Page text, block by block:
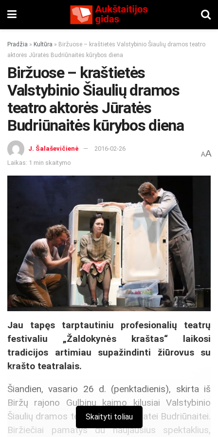
Pradžia » Kultūra » Biržuose – kraštietės Valstybinio Šiaulių dramos teatro
aktorės Jūratės Budriūnaitės kūrybos diena
Biržuose – kraštietės
Valstybinio Šiaulių dramos
teatro aktorės Jūratės
Budriūnaitės kūrybos diena
J. Šalaševičienė
2016-02-26
Laikas: 1 min skaitymo
AA
Jau tapęs tarptautiniu profesionalių teatrų
festivaliu „Žaldokynės kraštas“ laikosi
tradicijos artimiau supažindinti žiūrovus su
krašto teatralais.
Šiandien, vasario 26 d. (penktadienis), skirta iš
Biržų rajono Gulbinų kaimo kilusiai Valstybinio
Šiaulių dramos teatro aktorei Jūratei Budriūnaitei.
Biržiečiai pamatys du naujausius spektaklius,
Skaityti toliau